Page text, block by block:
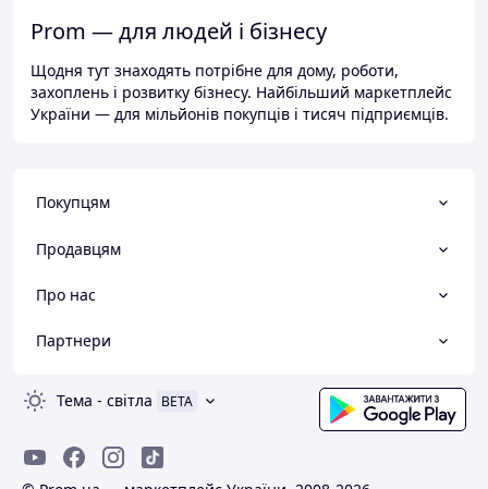
Prom — для людей і бізнесу
Щодня тут знаходять потрібне для дому, роботи,
захоплень і розвитку бізнесу. Найбільший маркетплейс
України — для мільйонів покупців і тисяч підприємців.
Покупцям
Продавцям
Про нас
Партнери
Тема - світла BETA